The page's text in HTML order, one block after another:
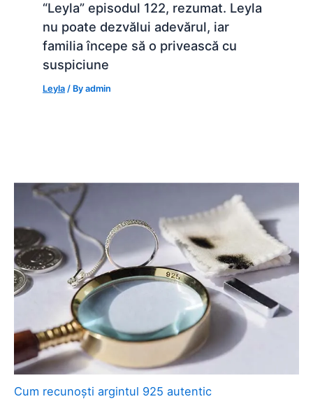
“Leyla” episodul 122, rezumat. Leyla
nu poate dezvălui adevărul, iar
familia începe să o privească cu
suspiciune
Leyla / Byadmin
Cum recunoști argintul 925 autentic